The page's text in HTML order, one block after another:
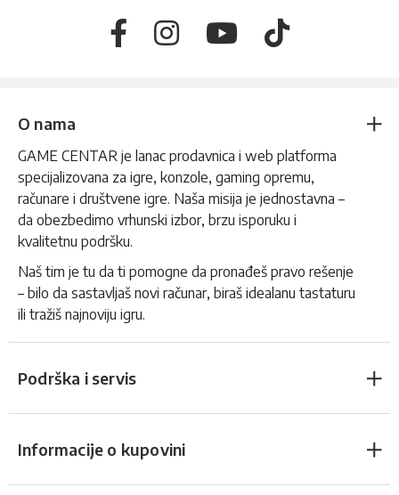
O nama
GAME CENTAR je lanac prodavnica i web platforma
specijalizovana za igre, konzole, gaming opremu,
računare i društvene igre. Naša misija je jednostavna –
da obezbedimo vrhunski izbor, brzu isporuku i
kvalitetnu podršku.
Naš tim je tu da ti pomogne da pronađeš pravo rešenje
– bilo da sastavljaš novi računar, biraš idealanu tastaturu
ili tražiš najnoviju igru.
Podrška i servis
Informacije o kupovini